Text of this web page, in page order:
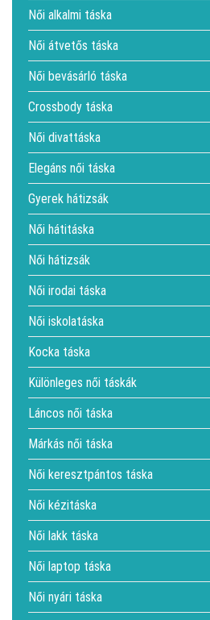
Női alkalmi táska
Női átvetős táska
Női bevásárló táska
Crossbody táska
Női divattáska
Elegáns női táska
Gyerek hátizsák
Női hátitáska
Női hátizsák
Női irodai táska
Női iskolatáska
Kocka táska
Különleges női táskák
Láncos női táska
Márkás női táska
Női keresztpántos táska
Női kézitáska
Női lakk táska
Női laptop táska
Női nyári táska